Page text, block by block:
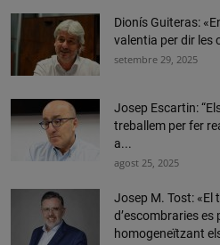
Dionís Guiteras:
valentia per dir les
setembre 29, 2025
Josep Escartin:
treballem per fer
a...
agost 25, 2025
Josep M. Tost: «El
d’escombraries es
homogeneïtzant